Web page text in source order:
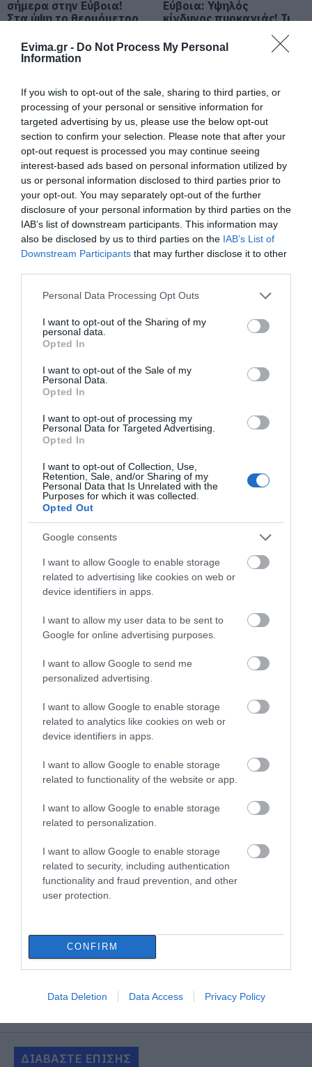
Evima.gr - Do Not Process My Personal
Information
If you wish to opt-out of the sale, sharing to third parties, or
processing of your personal or sensitive information for
targeted advertising by us, please use the below opt-out
section to confirm your selection. Please note that after your
opt-out request is processed you may continue seeing
interest-based ads based on personal information utilized by
us or personal information disclosed to third parties prior to
your opt-out. You may separately opt-out of the further
disclosure of your personal information by third parties on the
IAB’s list of downstream participants. This information may
also be disclosed by us to third parties on the IAB’s List of
Downstream Participants that may further disclose it to other
Please note that this website/app uses one or more Google
not limited to your visit or usage behaviour. You may click to
grant or deny consent to Google and its third-party tags to
use your data for below specified purposes in below Google
consent section.
Personal Data Processing Opt Outs
I want to opt-out of the Sharing of my
personal data.
Opted In
I want to opt-out of the Sale of my
Personal Data.
Opted In
I want to opt-out of processing my
Personal Data for Targeted Advertising.
Opted In
I want to opt-out of Collection, Use,
Retention, Sale, and/or Sharing of my
Personal Data that Is Unrelated with the
Purposes for which it was collected.
Opted Out
Google consents
I want to allow Google to enable storage
related to advertising like cookies on web or
device identifiers in apps.
I want to allow my user data to be sent to
Google for online advertising purposes.
I want to allow Google to send me
personalized advertising.
I want to allow Google to enable storage
related to analytics like cookies on web or
device identifiers in apps.
I want to allow Google to enable storage
related to functionality of the website or app.
I want to allow Google to enable storage
related to personalization.
I want to allow Google to enable storage
related to security, including authentication
functionality and fraud prevention, and other
user protection.
CONFIRM
Data Deletion Data Access Privacy Policy
Ποιοι και γιατί θα πάρουν
διπλάσια σύνταξη τον Αύγουστο
Δείτε τι έκανε Δήμος της Εύβοιας
για τις φωτιές
07.08.2026 | 20:00
Μητέρα και γιος οι νεκροί από τη
σύγκρουση αυτοκινήτου με
φορτηγό
τελευταίο «αντίο» στον 36χρονο
Νέο επίδομα 600 ευρώ για
σπουδαστές: Οι δικαιούχοι
07.08.2026 | 19:00
Αυτός ο δήμος της Εύβοιας πάει
στα δικαστήρια για τις
ανεμογεννήτριες
σήμερα στην Εύβοια!
Στα ύψη το θερμόμετρο
Εύβοια: Υψηλός
κίνδυνος πυρκαγιάς! Τι
Πολιτική Προστασία
Μεγάλο πανηγύρι στην
Εύβοια: Πλημμύρισε με
κόσμο η Φαράκλα
(pics&vid)
Εύβοια: Ηχηρό μήνυμα
πέντε χρόνια μετά τη
μεγάλη καταστροφή
του 2021
Εύβοια: Γυναίκα έπεσε
απάτης – Πλήρωσε για
τρακτέρ που δεν
παρέλαβε
χωρίς τις αισθήσεις του
ΔΙΑΒΑΣΤΕ ΕΠΙΣΗΣ